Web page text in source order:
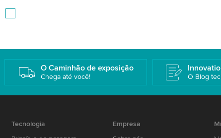
O Caminhão de exposição
Chega até você! O Blog
Tecnologia
Empresa